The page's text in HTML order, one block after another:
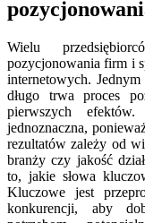
Wielu
pozycjonowania firm i
internetowych.
długo trwa proces
pierwszych
jednoznaczna,
rezultatów zależy od
branży czy jakość
to, jakie słowa
Kluczowe jest
konkurencji, aby